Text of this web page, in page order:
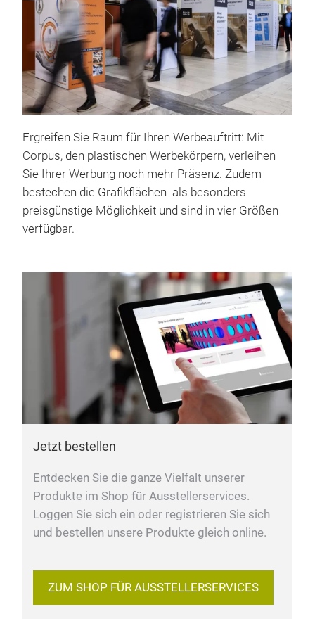
Ergreifen Sie Raum für Ihren Werbeauftritt: Mit
Corpus, den plastischen Werbekörpern, verleihen
Sie Ihrer Werbung noch mehr Präsenz. Zudem
bestechen die Grafikflächen als besonders
preisgünstige Möglichkeit und sind in vier Größen
verfügbar.
Jetzt bestellen
Entdecken Sie die ganze Vielfalt unserer
Produkte im Shop für Ausstellerservices.
Loggen Sie sich ein oder registrieren Sie sich
und bestellen unsere Produkte gleich online.
ZUM SHOP FÜR AUSSTELLERSERVICES